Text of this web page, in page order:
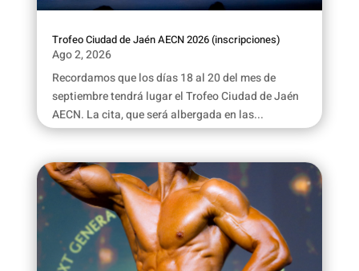
Trofeo Ciudad de Jaén AECN 2026 (inscripciones)
Ago 2, 2026
Recordamos que los días 18 al 20 del mes de
septiembre tendrá lugar el Trofeo Ciudad de Jaén
AECN. La cita, que será albergada en las...